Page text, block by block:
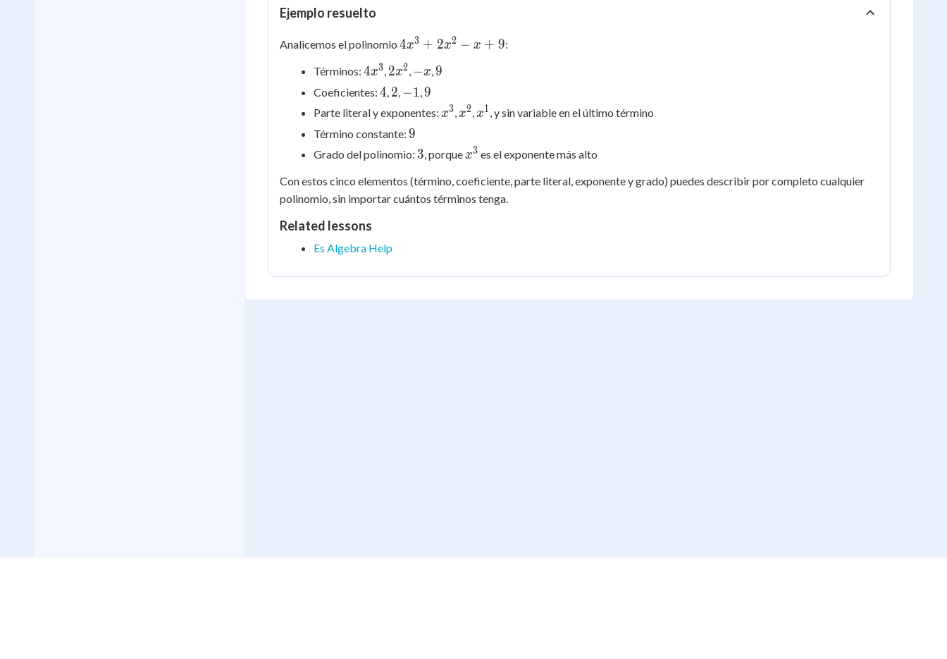
Ejemplo resuelto
Analicemos el polinomio 4x^3
+
2x^2
- x
+ 9
4x3 + 2x2 − x + 9:
Términos: 4x^3
4x3, 2x^2
2x2, -
x
−x,9
9
Coeficientes: 4
4, 2
2, -1
−1,9
9
Parte literal y exponentes: x^3
x3, x^2
x2, x^1
x1, y sin variable en el último término
Término constante: 9
9
Grado del polinomio: 3
3, porque x^3
x3 es el exponente más alto
Con estos cinco elementos (término, coeficiente, parte literal, exponente y grado) puedes describir por completo cualquier
polinomio, sin importar cuántos términos tenga.
Related lessons
Es Algebra Help